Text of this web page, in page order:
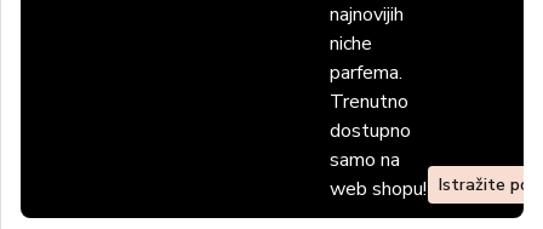
najnovijih
niche
parfema.
Trenutno
dostupno
samo na
web shopu! Istražite